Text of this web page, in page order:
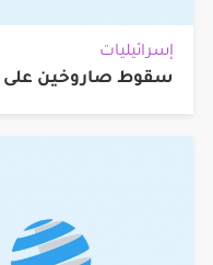
إسرائيليات
سقوط صاروخين على